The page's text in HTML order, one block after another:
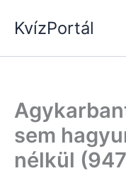
KvízPortál
sem
nélkül